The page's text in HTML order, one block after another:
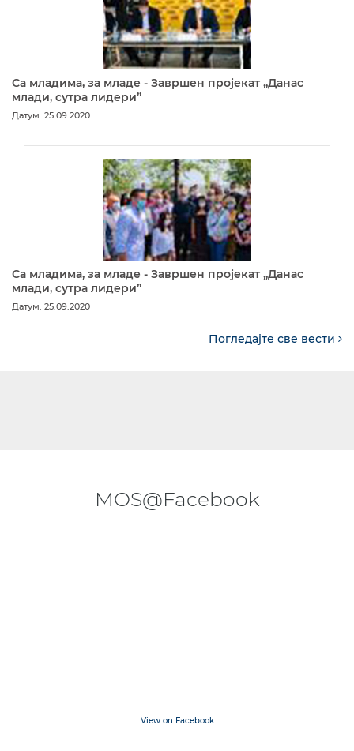
Са младима, за младе - Завршен пројекат „Данас
млади, сутра лидери”
Датум: 25.09.2020
Са младима, за младе - Завршен пројекат „Данас
млади, сутра лидери”
Датум: 25.09.2020
Погледајте све вести
MOS@Facebook
View on Facebook